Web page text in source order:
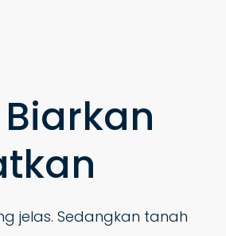
jelas. Sedangkan tanah